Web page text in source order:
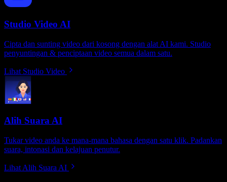
Studio Video AI
Cipta dan sunting video dari kosong dengan alat AI kami. Studio
penyuntingan & penciptaan video semua dalam satu.
Lihat Studio Video
Alih Suara AI
Tukar video anda ke mana-mana bahasa dengan satu klik. Padankan
suara, intonasi dan kelajuan penutur.
Lihat Alih Suara AI